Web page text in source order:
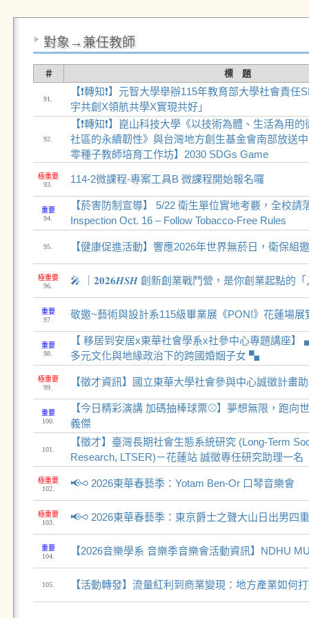
對象→兼任教師
＃ 標 題
91.
【❗轉知❗】元智大學舉辦115年教育部大學社會責
宇共創X領航共學X實現共好」
92.
【❗轉知❗】崑山科技大學《以技術為體、生活為用
社區的永續韌性》與台灣地方創生基金會南部放送
零種子教師培育工作坊】2030 SDGs Game
極重要
93.
114-2微課程-專案工具B 微課程開始報名囉
重要
94.
【菸害防制宣導】 5/22 衛生單位實地考覈，全校請
Inspection Oct. 16 – Follow Tobacco-Free Rules
95. 【健康促進活動】響應2026年世界無菸日，衛保組
極重要
96.
🎤 ｜𝟐𝟎𝟐𝟔𝑯𝑺𝑯 創新創業戰鬥營，是你創業起點的「
重要
97.
敬邀~藝術與設計系115級畢業展《PON!》花蓮場展
重要
98.
【 移居到安居x東華社會學系x社參中心專題講座
多元文化與地緣政治下的跨國婚姻子女 ▚
極重要
99.
【徵才資訊】國立東華大學社會參與中心誠徵計畫
重要
100.
【今日精彩演講 加碼抽棒球票⚾】夢想無限，跑向
義傑
101.
【徵才】臺灣長期社會生態系統研究 (Long-Term
Research, LTSER)－花蓮站 誠徵專任研究助理一名
極重要
102.
📢⪦ 2026東華春藝季：Yotam Ben-Or 口琴音樂會
極重要
103.
📢⪦ 2026東華春藝季：東京爵士之聲大山日出男四
重要
104.
【2026音樂學系 音樂季音樂會活動資訊】NDHU
105. 【活動轉發】流量紅利到商業變現：地方產業如何